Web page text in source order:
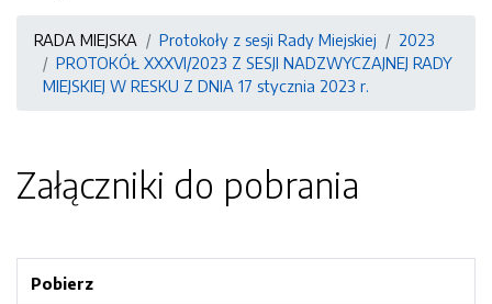
RADA MIEJSKA Protokoły z sesji Rady Miejskiej
2023
PROTOKÓŁ XXXVI/2023 Z SESJI NADZWYCZAJNEJ RADY
MIEJSKIEJ W RESKU Z DNIA 17 stycznia 2023 r.
Załączniki do pobrania
Pobierz